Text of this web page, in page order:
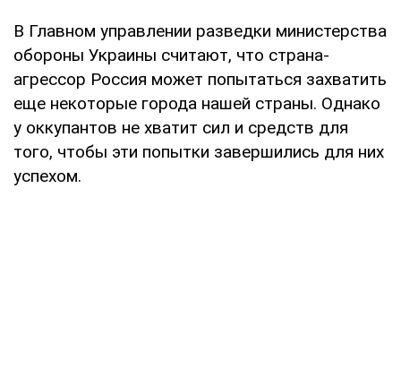
В Главном управлении разведки министерства
обороны Украины считают, что страна-
агрессор Россия может попытаться захватить
еще некоторые города нашей страны. Однако
у оккупантов не хватит сил и средств для
того, чтобы эти попытки завершились для них
успехом.